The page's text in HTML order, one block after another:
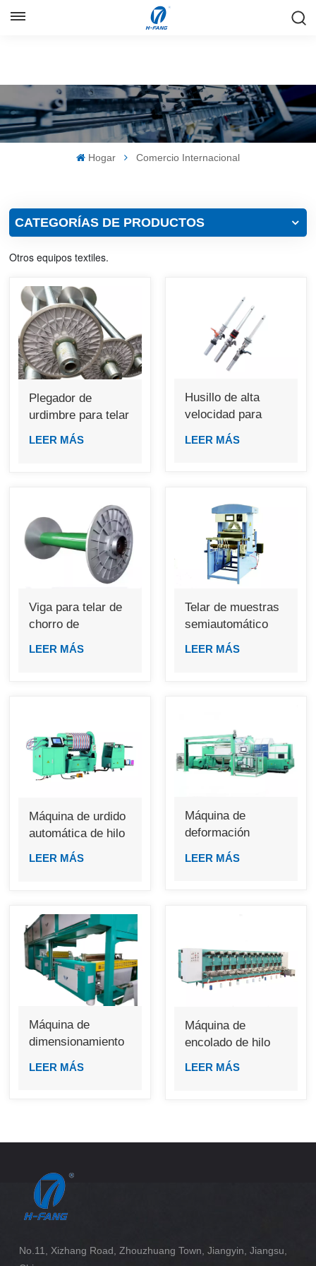
Русский
Español
Hogar Comercio Internacional
CATEGORÍAS DE PRODUCTOS
Otros equipos textiles.
Plegador de
urdimbre para telar
de aire, agua y
LEER MÁS
Husillo de alta
velocidad para
bastidor de anillos
LEER MÁS
Viga para telar de
chorro de
aire/chorro de
LEER MÁS
Telar de muestras
semiautomático
SGA598
LEER MÁS
Máquina de urdido
automática de hilo
simple GA193-600
LEER MÁS
Máquina de
deformación
automática de
LEER MÁS
Máquina de
dimensionamiento
LEER MÁS
Máquina de
encolado de hilo
individual GA392
LEER MÁS
No.11, Xizhang Road, Zhouzhuang Town, Jiangyin, Jiangsu,